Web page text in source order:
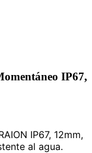
IP67,
IP67, 12mm,
al agua.